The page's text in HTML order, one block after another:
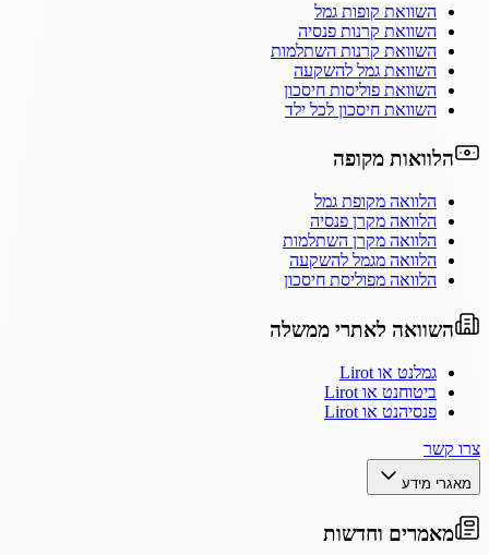
השוואת קופות גמל
השוואת קרנות פנסיה
השוואת קרנות השתלמות
השוואת גמל להשקעה
השוואת פוליסות חיסכון
השוואת חיסכון לכל ילד
הלוואות מקופה
הלוואה מקופת גמל
הלוואה מקרן פנסיה
הלוואה מקרן השתלמות
הלוואה מגמל להשקעה
הלוואה מפוליסת חיסכון
השוואה לאתרי ממשלה
גמלנט או Lirot
ביטוחנט או Lirot
פנסיהנט או Lirot
צרו קשר
מאגרי מידע
מאמרים וחדשות